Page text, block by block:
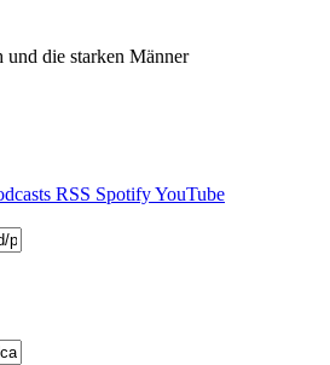
und die starken Männer
RSS SpotifyYouTube